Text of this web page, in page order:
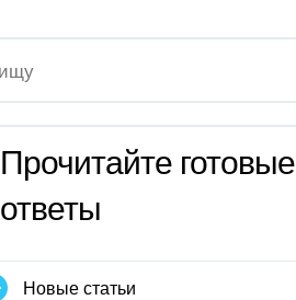
Прочитайте готовые
ответы
Новые статьи